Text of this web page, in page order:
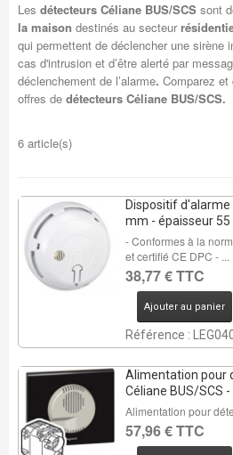
Les détecteurs Céliane BUS/SCS sont
la maison destinés au secteur
qui permettent de déclencher une sirène
cas d'intrusion et d’être alerté par
déclenchement de l’alarme. Comparez et
offres dedétecteurs Céliane BUS/SCS.
6 article(s)
Dispositif
mm - épaisseur
- Conformes à la
et certifié CE DPC - ...
38,77 € TTC
Ajouter au panier
Référence :
Alimentation pour
Céliane BUS/SCS
Alimentation pour
57,96 € TTC